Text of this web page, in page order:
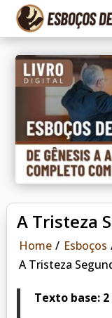
A Tristeza
Home / Esboços
A Tristeza
Texto base: